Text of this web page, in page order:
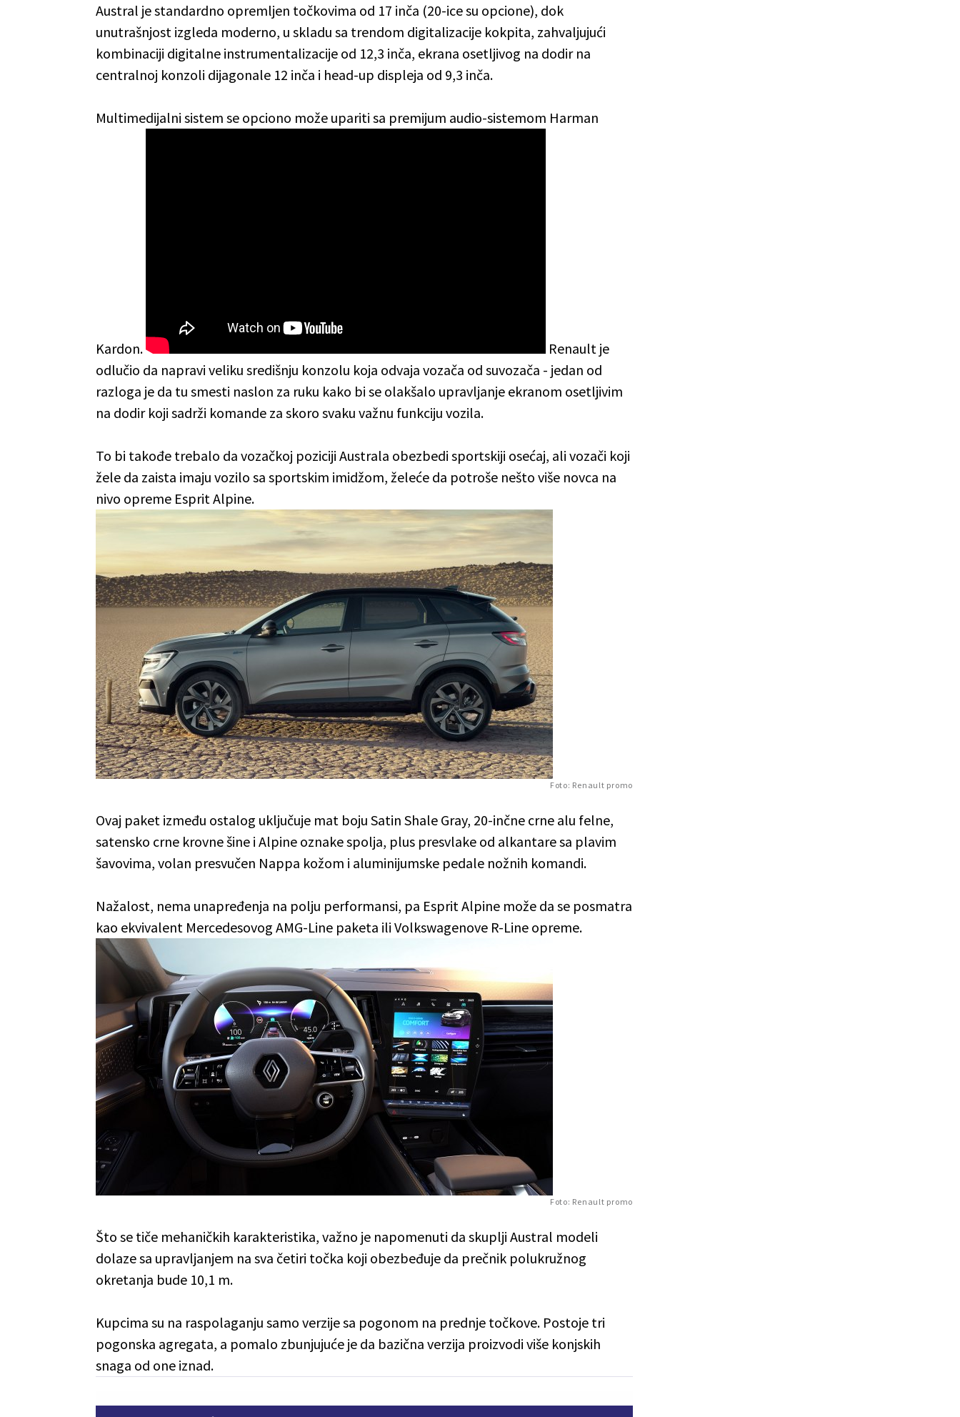
Austral je standardno opremljen točkovima od 17 inča (20-ice su opcione), dok
unutrašnjost izgleda moderno, u skladu sa trendom digitalizacije kokpita, zahvaljujući
kombinaciji digitalne instrumentalizacije od 12,3 inča, ekrana osetljivog na dodir na
centralnoj konzoli dijagonale 12 inča i head-up displeja od 9,3 inča.
Multimedijalni sistem se opciono može upariti sa premijum audio-sistemom Harman
Kardon.
Renault je
odlučio da napravi veliku središnju konzolu koja odvaja vozača od suvozača - jedan od
razloga je da tu smesti naslon za ruku kako bi se olakšalo upravljanje ekranom osetljivim
na dodir koji sadrži komande za skoro svaku važnu funkciju vozila.
To bi takođe trebalo da vozačkoj poziciji Australa obezbedi sportskiji osećaj, ali vozači koji
žele da zaista imaju vozilo sa sportskim imidžom, želeće da potroše nešto više novca na
nivo opreme Esprit Alpine.
Foto: Renault promo
Ovaj paket između ostalog uključuje mat boju Satin Shale Gray, 20-inčne crne alu felne,
satensko crne krovne šine i Alpine oznake spolja, plus presvlake od alkantare sa plavim
šavovima, volan presvučen Nappa kožom i aluminijumske pedale nožnih komandi.
Nažalost, nema unapređenja na polju performansi, pa Esprit Alpine može da se posmatra
kao ekvivalent Mercedesovog AMG-Line paketa ili Volkswagenove R-Line opreme.
Foto: Renault promo
Što se tiče mehaničkih karakteristika, važno je napomenuti da skuplji Austral modeli
dolaze sa upravljanjem na sva četiri točka koji obezbeđuje da prečnik polukružnog
okretanja bude 10,1 m.
Kupcima su na raspolaganju samo verzije sa pogonom na prednje točkove. Postoje tri
pogonska agregata, a pomalo zbunjujuće je da bazična verzija proizvodi više konjskih
snaga od one iznad.